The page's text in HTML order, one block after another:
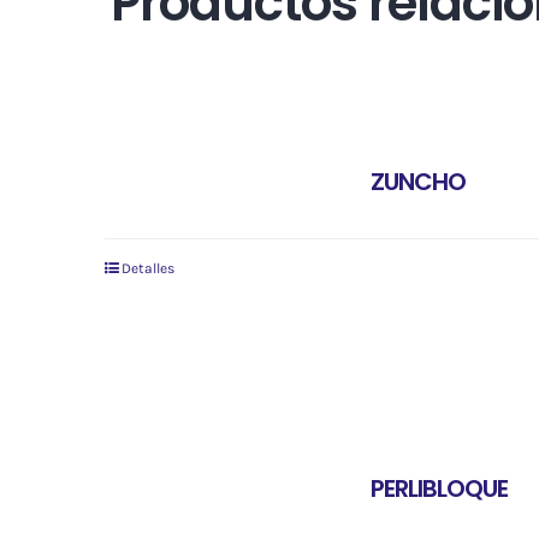
ZUNCHO
Detalles
PERLIBLOQUE